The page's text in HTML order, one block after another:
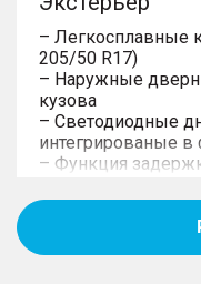
– Легкосплавные
205/50 R17)
– Наружные
кузова
– Светодиодные
интегрированые в
– Функция
– Светодиодные